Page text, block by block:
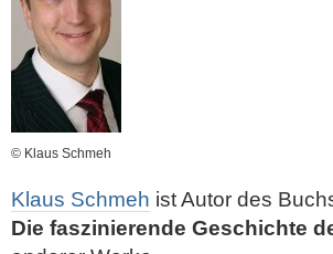
© Klaus Schmeh
Klaus Schmeh ist Autor des
Die faszinierende Geschichte